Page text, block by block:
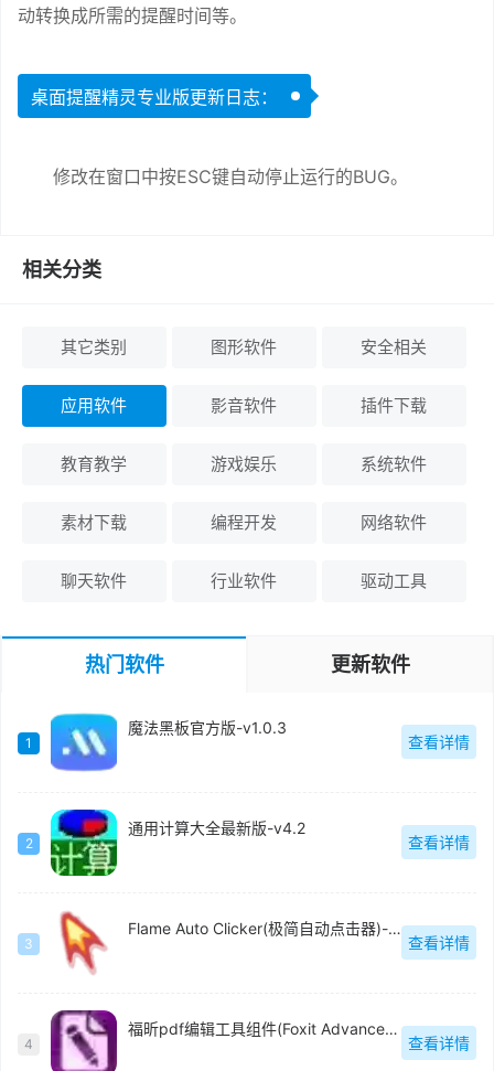
动转换成所需的提醒时间等。
桌面提醒精灵专业版更新日志：
修改在窗口中按ESC键自动停止运行的BUG。
相关分类
其它类别 图形软件 安全相关
应用软件 影音软件 插件下载
教育教学 游戏娱乐 系统软件
素材下载 编程开发 网络软件
聊天软件 行业软件 驱动工具
热门软件 更新软件
1
魔法黑板官方版-v1.0.3
查看详情
2
通用计算大全最新版-v4.2
查看详情
3
Flame Auto Clicker(极简自动点击器)-v1.0
查看详情
4
福昕pdf编辑工具组件(Foxit Advanced PDF Editor)中文版-v3.0.5
查看详情